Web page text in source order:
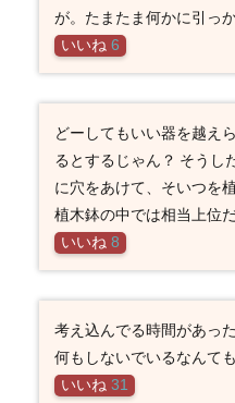
が。たまたま何かに引っ
いいね 6
どーしてもいい器を越え
るとするじゃん？ そうし
に穴をあけて、そいつを
植木鉢の中では相当上位
いいね 8
考え込んでる時間があっ
何もしないでいるなんて
いいね 31